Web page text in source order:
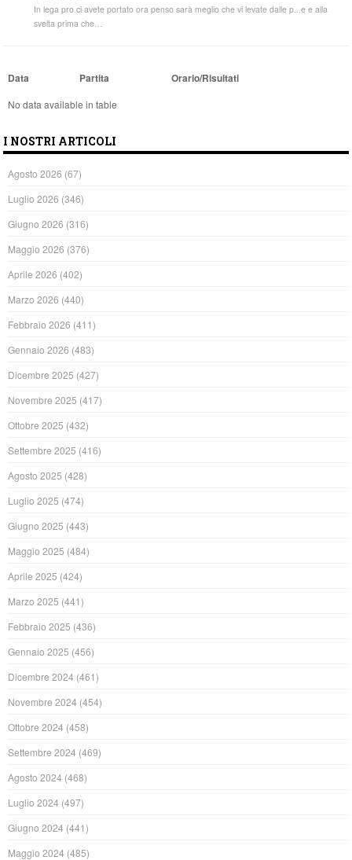
In lega pro ci avete portato ora penso sarà meglio che vi levate dalle p...e e alla
svelta prima che…
Data Partita Orario/Risultati
No data available in table
I NOSTRI ARTICOLI
Agosto 2026 (67)
Luglio 2026 (346)
Giugno 2026 (316)
Maggio 2026 (376)
Aprile 2026 (402)
Marzo 2026 (440)
Febbraio 2026 (411)
Gennaio 2026 (483)
Dicembre 2025 (427)
Novembre 2025 (417)
Ottobre 2025 (432)
Settembre 2025 (416)
Agosto 2025 (428)
Luglio 2025 (474)
Giugno 2025 (443)
Maggio 2025 (484)
Aprile 2025 (424)
Marzo 2025 (441)
Febbraio 2025 (436)
Gennaio 2025 (456)
Dicembre 2024 (461)
Novembre 2024 (454)
Ottobre 2024 (458)
Settembre 2024 (469)
Agosto 2024 (468)
Luglio 2024 (497)
Giugno 2024 (441)
Maggio 2024 (485)